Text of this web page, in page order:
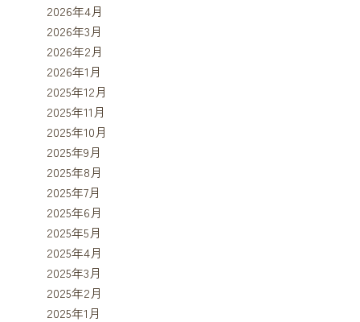
2026年4月
2026年3月
2026年2月
2026年1月
2025年12月
2025年11月
2025年10月
2025年9月
2025年8月
2025年7月
2025年6月
2025年5月
2025年4月
2025年3月
2025年2月
2025年1月